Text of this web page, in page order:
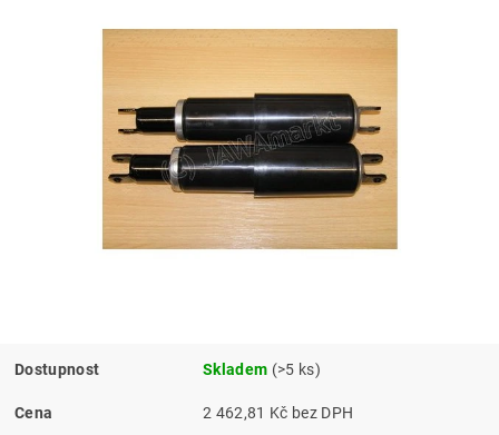
Dostupnost Skladem (>5 ks)
Cena 2 462,81 Kč bez DPH